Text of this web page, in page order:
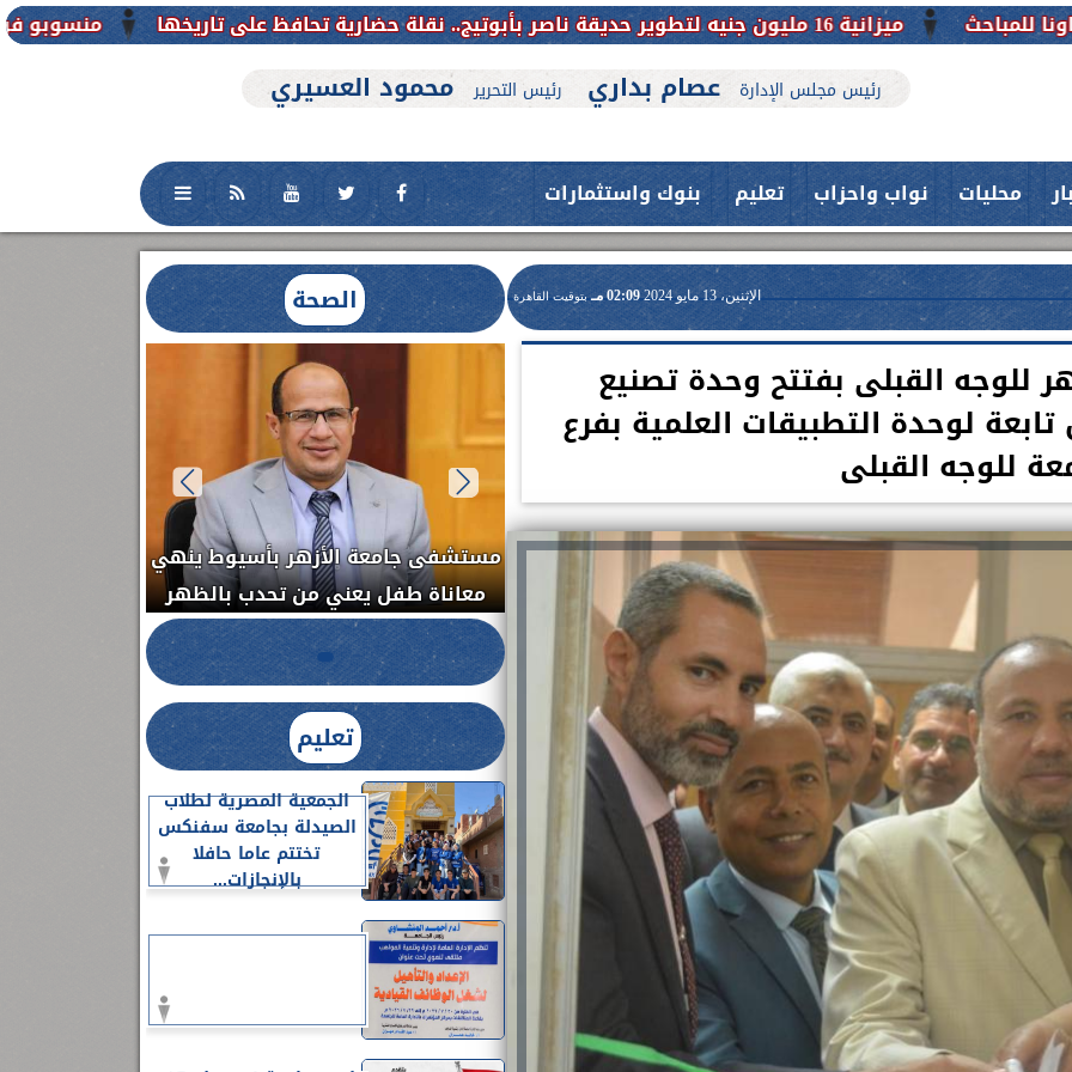
منسوبو فرع جامعة الأزهر للوجه
رئيس مجلس الإدارة عصام بداري رئيس التحرير محمود العسيري
محليات نواب واحزاب تعليم بنوك واستثمارات
الإثنين، 13 مايو 2024 02:09 مـ بتوقيت القاهرة
للوجه القبلى بفتتح وحدة تصنيع
لوحدة التطبيقات العلمية بفرع
للوجه القبلى
الصحة
العلاج الحر بمنفلوط بالتعاون مع هيئة
الدواء المصرية يشن حملة رقابية مكبرة
لضبط المنشآت الطبية المخالفة.....
فريق طبي بقسم الأنف والأذن
والحنجرة ينجح في استئصال ورم خبيث
من...
اعلن الدكتور طارق على ، القائم بأعمال
رئيس جامعة بني سويف نجاحاً طبياً
...
تعليم
الجمعية المصرية لطلاب
الصيدلة بجامعة سفنكس
تختتم عاما حافلا
بالإنجازات...